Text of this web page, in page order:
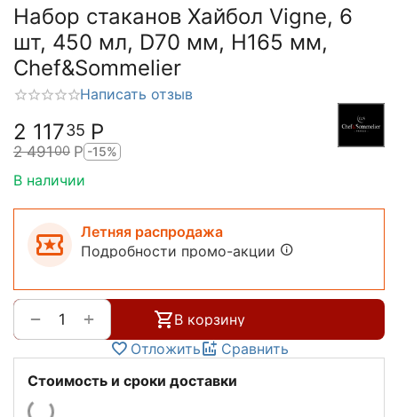
Набор стаканов Хайбол Vigne, 6
шт, 450 мл, D70 мм, H165 мм,
Chef&Sommelier
Написать отзыв
2 11735 Р
2 49100 Р -15%
В наличии
Летняя распродажа
Подробности промо-акции
+
−
В корзину
Отложить
Сравнить
Стоимость и сроки доставки